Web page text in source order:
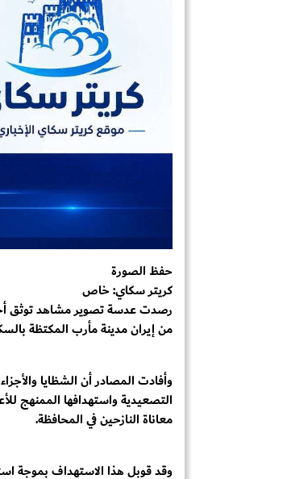
حفظ الصورة
كريتر سكاي: خاص
رصدت عدسة تصوير مشاهد توثق
من إيران مدينة مأرب المكتظة
وأفادت المصادر أن الشظايا
التصعيدية واستهدافها الممنهج
معاناة النازحين في المحافظة.
وقد قوبل هذا الاستهداف بموجة